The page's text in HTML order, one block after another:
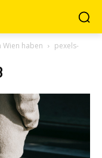
Wien haben
pexels-